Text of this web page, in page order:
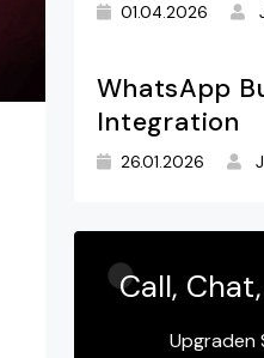
01.04.2026
WhatsApp
Integration
26.01.2026
Call,
Upgraden